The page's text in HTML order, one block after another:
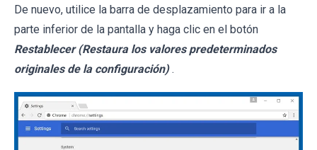
De nuevo, utilice la barra de desplazamiento para ir a la
parte inferior de la pantalla y haga clic en el botón
Restablecer (Restaura los valores predeterminados
originales de la configuración) .